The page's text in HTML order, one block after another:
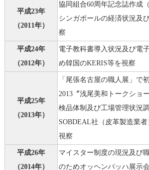
平成23年
（2011年）
協同組合60周年記念誌作成
シンガポールの経済状況及
察
平成24年
（2012年）
電子教科書導入状況及び電
め韓国のKERIS等を視察
平成25年
（2013年）
「尾張名古屋の職人展」で
2013〞浅尾美和トークショ
検品体制及び工場管理状況
SOBDEAL社（皮革製造業者
視察
平成26年
（2014年）
マイスター制度の現況及び
のためオッヘンバッハ展示